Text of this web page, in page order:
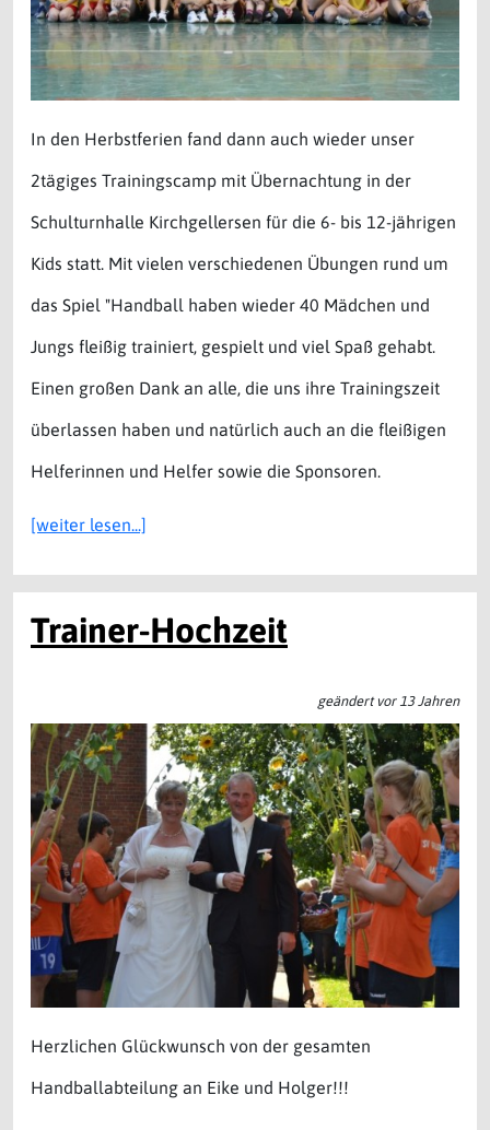
In den Herbstferien fand dann auch wieder unser
2tägiges Trainingscamp mit Übernachtung in der
Schulturnhalle Kirchgellersen für die 6- bis 12-jährigen
Kids statt. Mit vielen verschiedenen Übungen rund um
das Spiel "Handball haben wieder 40 Mädchen und
Jungs fleißig trainiert, gespielt und viel Spaß gehabt.
Einen großen Dank an alle, die uns ihre Trainingszeit
überlassen haben und natürlich auch an die fleißigen
Helferinnen und Helfer sowie die Sponsoren.
[weiter lesen...]
Trainer-Hochzeit
geändert vor 13 Jahren
Herzlichen Glückwunsch von der gesamten
Handballabteilung an Eike und Holger!!!